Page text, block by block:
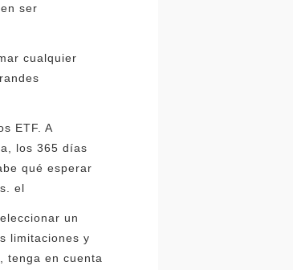
ser
cualquier
ETF. A
los 365 días
qué esperar
el
un
limitaciones y
tenga en cuenta